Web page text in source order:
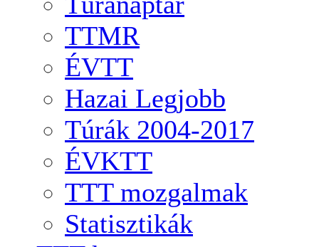
TTMR
ÉVTT
Hazai Legjobb
Túrák 2004-2017
ÉVKTT
TTT mozgalmak
Statisztikák